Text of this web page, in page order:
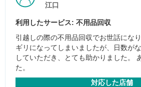
江口
利用したサービス: 不用品回収
引越しの際の不用品回収でお世話にな
ギリになってしまいましたが、日数が
していただき、とても助かりました。
た。
対応した店舗